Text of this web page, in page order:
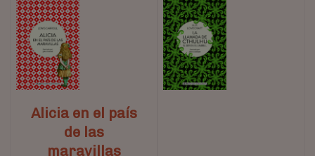
Alicia en el país
de las
maravillas